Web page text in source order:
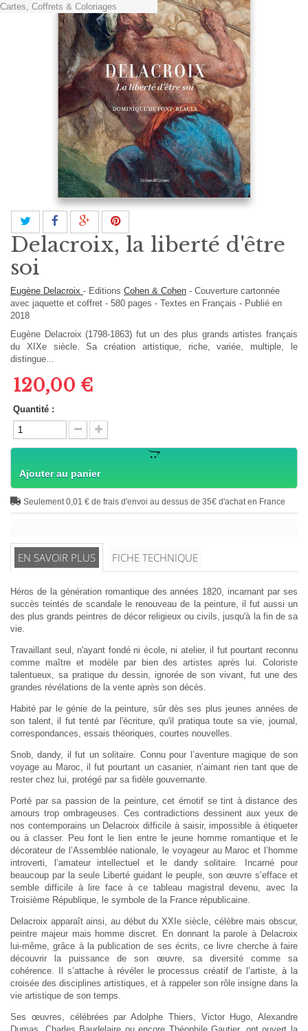
Cartes, Coffrets & Coloriages
Delacroix, la liberté d'être
soi
Eugène Delacroix - Editions Cohen & Cohen - Couverture cartonnée
avec jaquette et coffret - 580 pages - Textes en Français - Publié en
2018
Eugène Delacroix (1798-1863) fut un des plus grands artistes français
du XIXe siècle. Sa création artistique, riche, variée, multiple, le
distingue...
120,00 €
Quantité :
Ajouter au panier
Seulement 0,01 € de frais d'envoi au dessus de 35€ d'achat en France
EN SAVOIR PLUS FICHE TECHNIQUE
Héros de la génération romantique des années 1820, incarnant par ses
succès teintés de scandale le renouveau de la peinture, il fut aussi un
des plus grands peintres de décor religieux ou civils, jusqu'à la fin de sa
vie.
Travaillant seul, n'ayant fondé ni école, ni atelier, il fut pourtant reconnu
comme maître et modèle par bien des artistes après lui. Coloriste
talentueux, sa pratique du dessin, ignorée de son vivant, fut une des
grandes révélations de la vente après son décès.
Habité par le génie de la peinture, sûr dès ses plus jeunes années de
son talent, il fut tenté par l'écriture, qu'il pratiqua toute sa vie, journal,
correspondances, essais théoriques, courtes nouvelles.
Snob, dandy, il fut un solitaire. Connu pour l’aventure magique de son
voyage au Maroc, il fut pourtant un casanier, n’aimant rien tant que de
rester chez lui, protégé par sa fidèle gouvernante.
Porté par sa passion de la peinture, cet émotif se tint à distance des
amours trop ombrageuses. Ces contradictions dessinent aux yeux de
nos contemporains un Delacroix difficile à saisir, impossible à étiqueter
ou à classer. Peu font le lien entre le jeune homme romantique et le
décorateur de l’Assemblée nationale, le voyageur au Maroc et l’homme
introverti, l’amateur intellectuel et le dandy solitaire. Incarné pour
beaucoup par la seule Liberté guidant le peuple, son œuvre s’efface et
semble difficile à lire face à ce tableau magistral devenu, avec la
Troisième République, le symbole de la France républicaine.
Delacroix apparaît ainsi, au début du XXIe siècle, célèbre mais obscur,
peintre majeur mais homme discret. En donnant la parole à Delacroix
lui-même, grâce à la publication de ses écrits, ce livre cherche à faire
découvrir la puissance de son œuvre, sa diversité comme sa
cohérence. Il s’attache à révéler le processus créatif de l’artiste, à la
croisée des disciplines artistiques, et à rappeler son rôle insigne dans la
vie artistique de son temps.
Ses œuvres, célébrées par Adolphe Thiers, Victor Hugo, Alexandre
Dumas, Charles Baudelaire ou encore Théophile Gautier, ont ouvert la